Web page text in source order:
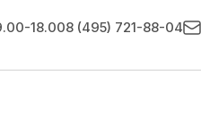
18.008 (495) 721-88-04